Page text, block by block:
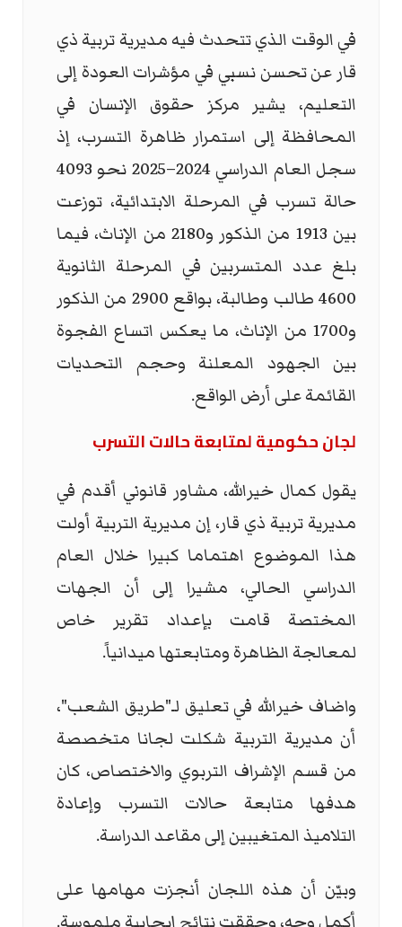
في الوقت الذي تتحدث فيه مديرية تربية ذي
قار عن تحسن نسبي في مؤشرات العودة إلى
التعليم، يشير مركز حقوق الإنسان في
المحافظة إلى استمرار ظاهرة التسرب، إذ
سجل العام الدراسي 2024–2025 نحو 4093
حالة تسرب في المرحلة الابتدائية، توزعت
بين 1913 من الذكور و2180 من الإناث، فيما
بلغ عدد المتسربين في المرحلة الثانوية
4600 طالب وطالبة، بواقع 2900 من الذكور
و1700 من الإناث، ما يعكس اتساع الفجوة
بين الجهود المعلنة وحجم التحديات
القائمة على أرض الواقع.
لجان حكومية لمتابعة حالات التسرب
يقول كمال خيرالله، مشاور قانوني أقدم في
مديرية تربية ذي قار، إن مديرية التربية أولت
هذا الموضوع اهتماما كبيرا خلال العام
الدراسي الحالي، مشيرا إلى أن الجهات
المختصة قامت بإعداد تقرير خاص
لمعالجة الظاهرة ومتابعتها ميدانياً.
واضاف خيرالله في تعليق لـ"طريق الشعب"،
أن مديرية التربية شكلت لجانا متخصصة
من قسم الإشراف التربوي والاختصاص، كان
هدفها متابعة حالات التسرب وإعادة
التلاميذ المتغيبين إلى مقاعد الدراسة.
وبيّن أن هذه اللجان أنجزت مهامها على